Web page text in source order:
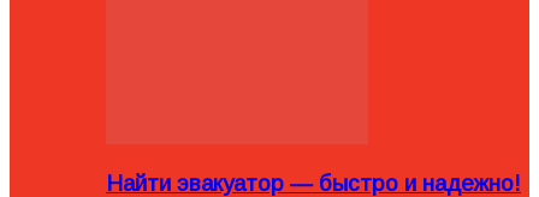
Найти эвакуатор — быстро и надежно!